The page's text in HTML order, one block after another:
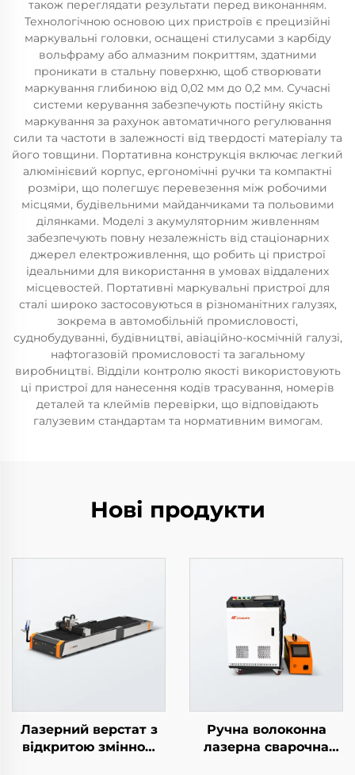
також переглядати результати перед виконанням.
Технологічною основою цих пристроїв є прецизійні
маркувальні головки, оснащені стилусами з карбіду
вольфраму або алмазним покриттям, здатними
проникати в стальну поверхню, щоб створювати
маркування глибиною від 0,02 мм до 0,2 мм. Сучасні
системи керування забезпечують постійну якість
маркування за рахунок автоматичного регулювання
сили та частоти в залежності від твердості матеріалу та
його товщини. Портативна конструкція включає легкий
алюмінієвий корпус, ергономічні ручки та компактні
розміри, що полегшує перевезення між робочими
місцями, будівельними майданчиками та польовими
ділянками. Моделі з акумуляторним живленням
забезпечують повну незалежність від стаціонарних
джерел електроживлення, що робить ці пристрої
ідеальними для використання в умовах віддалених
місцевостей. Портативні маркувальні пристрої для
сталі широко застосовуються в різноманітних галузях,
зокрема в автомобільній промисловості,
суднобудуванні, будівництві, авіаційно-космічній галузі,
нафтогазовій промисловості та загальному
виробництві. Відділи контролю якості використовують
ці пристрої для нанесення кодів трасування, номерів
деталей та клеймів перевірки, що відповідають
галузевим стандартам та нормативним вимогам.
Нові продукти
Лазерний верстат з
відкритою змінною
Ручна волоконна
лазерна сварочна